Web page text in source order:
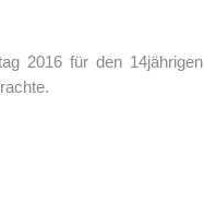
2016 für den